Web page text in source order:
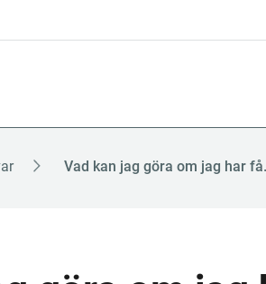
Vad kan